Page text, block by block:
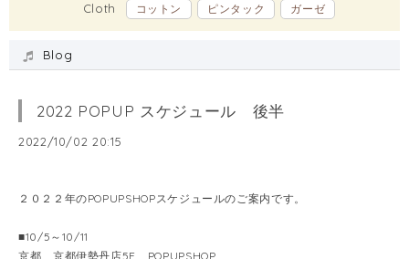
Cloth コットン ピンタック ガーゼ
Blog
2022 POPUP スケジュール 後半
2022/10/02 20:15
２０２２年のPOPUPSHOPスケジュールのご案内です。
■10/5～10/11
京都 京都伊勢丹店5F POPUPSHOP